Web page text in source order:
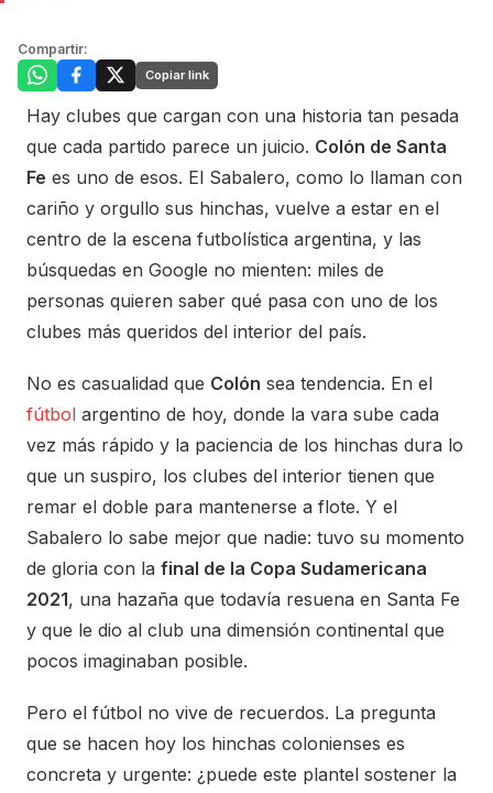
Compartir:
Copiar link
Hay clubes que cargan con una historia tan pesada
que cada partido parece un juicio. Colón de Santa
Fe es uno de esos. El Sabalero, como lo llaman con
cariño y orgullo sus hinchas, vuelve a estar en el
centro de la escena futbolística argentina, y las
búsquedas en Google no mienten: miles de
personas quieren saber qué pasa con uno de los
clubes más queridos del interior del país.
No es casualidad que Colón sea tendencia. En el
fútbol argentino de hoy, donde la vara sube cada
vez más rápido y la paciencia de los hinchas dura lo
que un suspiro, los clubes del interior tienen que
remar el doble para mantenerse a flote. Y el
Sabalero lo sabe mejor que nadie: tuvo su momento
de gloria con la final de la Copa Sudamericana
2021, una hazaña que todavía resuena en Santa Fe
y que le dio al club una dimensión continental que
pocos imaginaban posible.
Pero el fútbol no vive de recuerdos. La pregunta
que se hacen hoy los hinchas colonienses es
concreta y urgente: ¿puede este plantel sostener la